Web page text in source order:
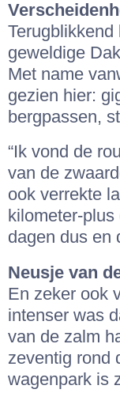
Terugblikkend
geweldige
Met name
gezien hier:
bergpassen,
“Ik vond de
van de
ook verrekte
kilometer-
dagen dus en
Neusje van
En zeker ook
intenser was
van de zalm
zeventig rond
wagenpark is